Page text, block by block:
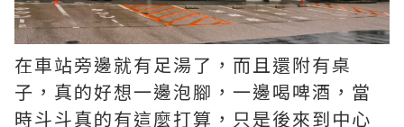
在車站旁邊就有足湯了，而且還附有桌
子，真的好想一邊泡腳，一邊喝啤酒，當
時斗斗真的有這麼打算，只是後來到中心